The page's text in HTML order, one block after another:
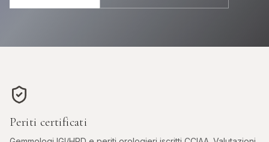
Periti certificati